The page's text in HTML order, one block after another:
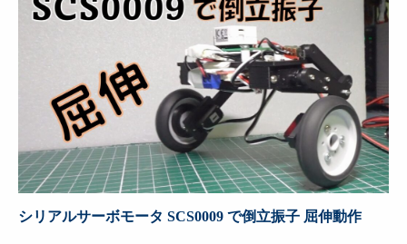
シリアルサーボモータ SCS0009 で倒立振子 屈伸動作